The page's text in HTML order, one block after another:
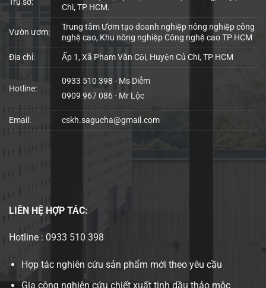
Chi, TP HCM.
Vườn ươm:
Trung tâm Ươm tạo doanh nghiệp nông nghiệp công
nghệ cao, Khu nông nghiệp Công nghệ cao TP HCM
Địa chỉ: Ấp 1, Xã Phạm Văn Cội, Huyện Củ Chi, TP HCM
Hotline:
0933 510 398 - Ms Diễm
0909 967 086 - Mr Lộc
Email: cskh.sagucha@gmail.com
LIÊN HỆ HỢP TÁC:
Hotline : 0933 510 398
Hợp tác nghiên cứu sản phẩm mới theo yêu cầu
Gia công nghiên cứu chiết xuất tinh dầu thảo mộc